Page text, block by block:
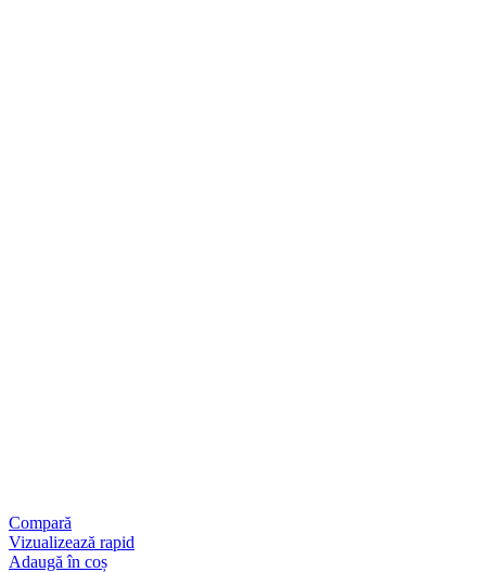
Compară
Vizualizează rapid
Adaugă în coș